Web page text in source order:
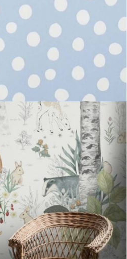
Mural Bolas